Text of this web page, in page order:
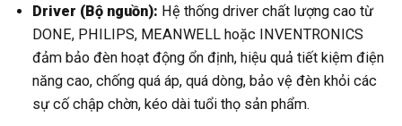
Driver (Bộ nguồn): Hệ thống driver chất lượng cao từ
DONE, PHILIPS, MEANWELL hoặc INVENTRONICS
đảm bảo đèn hoạt động ổn định, hiệu quả tiết kiệm điện
năng cao, chống quá áp, quá dòng, bảo vệ đèn khỏi các
sự cố chập chờn, kéo dài tuổi thọ sản phẩm.